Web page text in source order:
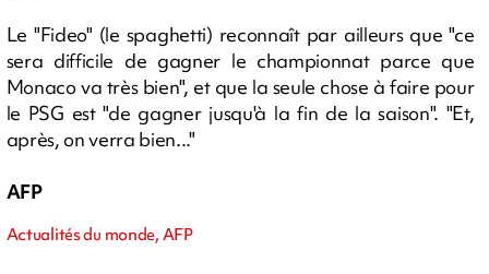
Le "Fideo" (le spaghetti) reconnaît par ailleurs que "ce
sera difficile de gagner le championnat parce que
Monaco va très bien", et que la seule chose à faire pour
le PSG est "de gagner jusqu'à la fin de la saison". "Et,
après, on verra bien..."
AFP
Actualités du monde, AFP